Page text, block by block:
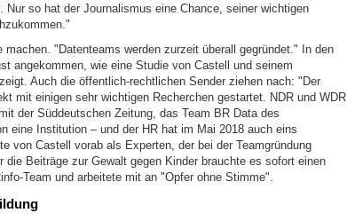
so hat der Journalismus eine Chance, seiner wichtigen
"Datenteams werden zurzeit überall gegründet." In den
angekommen, wie eine Studie von Castell und seinem
Auch die öffentlich-rechtlichen Sender ziehen nach: "Der
mit einigen sehr wichtigen Recherchen gestartet. NDR und WDR
der Süddeutschen Zeitung, das Team BR Data des
eine Institution – und der HR hat im Mai 2018 auch eins
von Castell vorab als Experten, der bei der Teamgründung
Beiträge zur Gewalt gegen Kinder brauchte es sofort einen
Team und arbeitete mit an "Opfer ohne Stimme".